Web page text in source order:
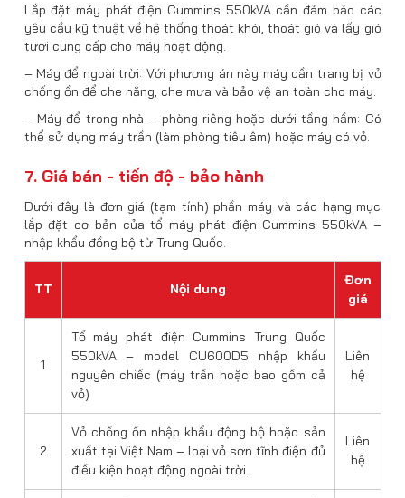
Lắp đặt máy phát điện Cummins 550kVA cần đảm bảo các
yêu cầu kỹ thuật về hệ thống thoát khói, thoát gió và lấy gió
tươi cung cấp cho máy hoạt động.
– Máy để ngoài trời: Với phương án này máy cần trang bị vỏ
chống ồn để che nắng, che mưa và bảo vệ an toàn cho máy.
– Máy để trong nhà – phòng riêng hoặc dưới tầng hầm: Có
thể sử dụng máy trần (làm phòng tiêu âm) hoặc máy có vỏ.
7. Giá bán - tiến độ - bảo hành
Dưới đây là đơn giá (tạm tính) phần máy và các hạng mục
lắp đặt cơ bản của tổ máy phát điện Cummins 550kVA –
nhập khẩu đồng bộ từ Trung Quốc.
TT Nội dung
Đơn
giá
1
Tổ máy phát điện Cummins Trung Quốc
550kVA – model CU600D5 nhập khẩu
nguyên chiếc (máy trần hoặc bao gồm cả
vỏ)
Liên
hệ
2
Vỏ chống ồn nhập khẩu động bộ hoặc sản
xuất tại Việt Nam – loại vỏ sơn tĩnh điện đủ
điều kiện hoạt động ngoài trời.
Liên
hệ